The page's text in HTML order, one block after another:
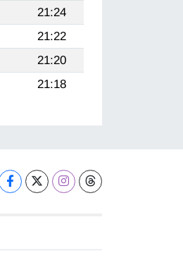
21:24
21:22
21:20
21:18